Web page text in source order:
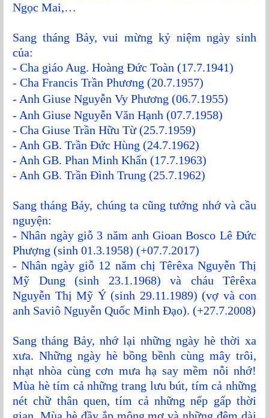
Ngọc Mai,…
Sang tháng Bảy, vui mừng kỷ niệm ngày sinh
của:
- Cha giáo Aug. Hoàng Đức Toàn (17.7.1941)
- Cha Francis Trần Phương (20.7.1957)
- Anh Giuse Nguyễn Vy Phương (06.7.1955)
- Anh Giuse Nguyễn Văn Hạnh (07.7.1958)
- Cha Giuse Trần Hữu Từ (25.7.1959)
- Anh GB. Trần Đức Hùng (24.7.1962)
- Anh GB. Phan Minh Khẩn (17.7.1963)
- Anh GB. Trần Đình Trung (25.7.1962)
Sang tháng Bảy, chúng ta cũng tưởng nhớ và cầu
nguyện:
- Nhân ngày giỗ 3 năm anh Gioan Bosco Lê Đức
Phượng (sinh 01.3.1958) (+07.7.2017)
- Nhân ngày giỗ 12 năm chị Têrêxa Nguyễn Thị
Mỹ Dung (sinh 23.1.1968) và cháu Têrêxa
Nguyễn Thị Mỹ Ý (sinh 29.11.1989) (vợ và con
anh Saviô Nguyễn Quốc Minh Đạo). (+27.7.2008)
Sang tháng Bảy, nhớ lại những ngày hè thời xa
xưa. Những ngày hè bồng bềnh cùng mây trôi,
nhạt nhòa cùng cơn mưa hạ say mềm nỗi nhớ!
Mùa hè tím cả những trang lưu bút, tím cả những
nét chữ thân quen, tím cả những nếp gấp thời